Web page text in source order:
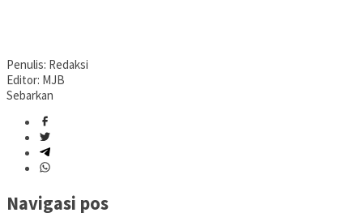
Penulis: Redaksi
Editor: MJB
Sebarkan
Navigasi pos